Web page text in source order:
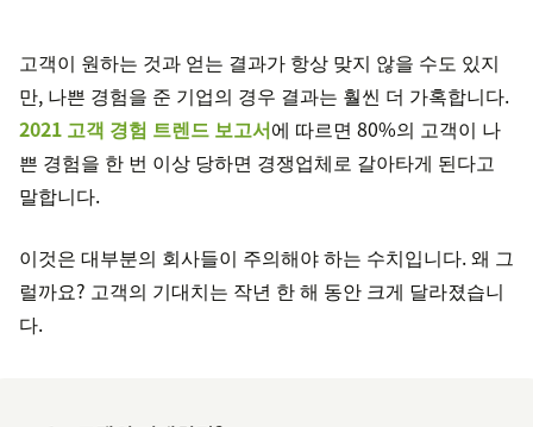
고객이 원하는 것과 얻는 결과가 항상 맞지 않을 수도 있지
만, 나쁜 경험을 준 기업의 경우 결과는 훨씬 더 가혹합니다.
2021 고객 경험 트렌드 보고서에 따르면 80%의 고객이 나
쁜 경험을 한 번 이상 당하면 경쟁업체로 갈아타게 된다고
말합니다.
이것은 대부분의 회사들이 주의해야 하는 수치입니다. 왜 그
럴까요? 고객의 기대치는 작년 한 해 동안 크게 달라졌습니
다.